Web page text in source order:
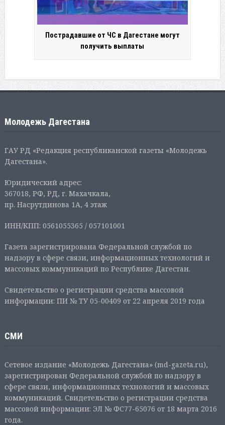
Пострадавшие от ЧС в Дагестане могут
получить выплаты
Молодежь Дагестана
ГАУ РД «Редакция республиканской газеты «Молодежь
Дагестана».
Юридический адрес:
367018, РФ, РД, г. Махачкала,
пр. Насрутдинова 1А, 4 этаж
ИНН/КПП: 0561055365 / 057101001
Газета зарегистрирована Федеральной службой по
надзору в сфере связи, информационных технологий и
массовых коммуникаций по Республике Дагестан.
Свидетельство о регистрации средства массовой
информации: ПИ № ТУ 05-00409 от 22 апреля 2019 года
СМИ
Сетевое издание «Молодежь Дагестана» (md-gazeta.ru),
зарегистрирован Федеральной службой по надзору в
сфере связи, информационных технологий и массовых
коммуникаций. Свидетельство о регистрации средства
массовой информации: ЭЛ № ФС77-65076 от 18 марта 2016
года.